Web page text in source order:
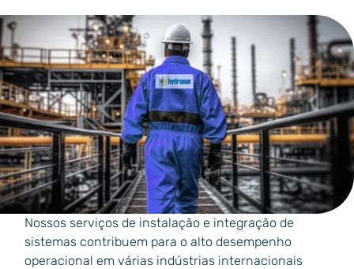
Nossos serviços de instalação e integração de
sistemas contribuem para o alto desempenho
operacional em várias indústrias internacionais